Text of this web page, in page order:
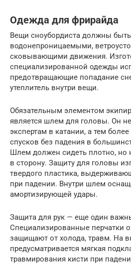
Одежда для фрирайда
Вещи сноубордиста должны
водонепроницаемыми,
сковывающими движения.
специализированной одежды
предотвращающие попадание
утеплитель внутри вещи.
Обязательным элементом
является шлем для головы. Он
экспертам в катании, а тем
спусков без падения в
Шлем должен сидеть плотно, но
в сторону. Защиту для головы
твердого пластика,
при падении. Внутри шлем
амортизирующей удары.
Защита для рук — еще один
Специализированные перчатки
защищают от холода, травм. На
предусматривается мягкая
травмирования кисти при